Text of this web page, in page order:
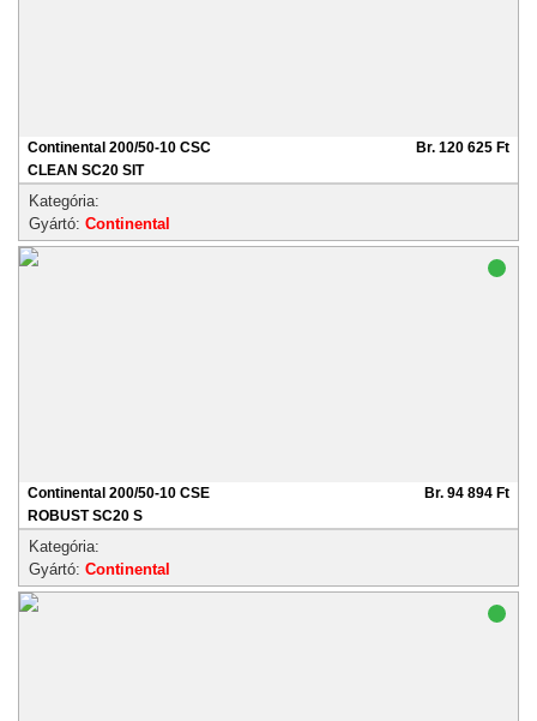
Continental 200/50-10 CSC
CLEAN SC20 SIT
Br. 120 625 Ft
Kategória:
Gyártó: Continental
Continental 200/50-10 CSE
ROBUST SC20 S
Br. 94 894 Ft
Kategória:
Gyártó: Continental